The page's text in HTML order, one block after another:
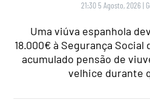
21:30 5 Agosto, 2026 |
Uma viúva espanhola
18.000€ à Segurança
acumulado pensão de
velhice durante